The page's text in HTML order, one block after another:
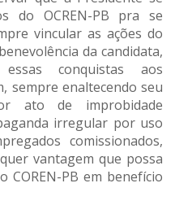
do OCREN-PB pra se
vincular as ações do
da candidata,
conquistas aos
sempre enaltecendo seu
ato de improbidade
irregular por uso
comissionados,
vantagem que possa
PB em benefício